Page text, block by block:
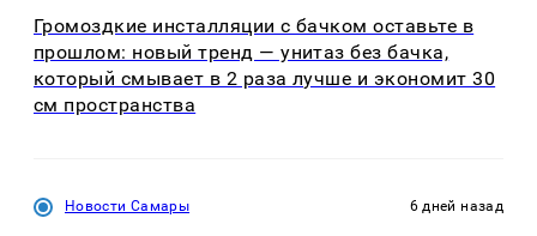
Громоздкие инсталляции с бачком оставьте в
прошлом: новый тренд — унитаз без бачка,
который смывает в 2 раза лучше и экономит 30
см пространства
Новости Самары 6 дней назад